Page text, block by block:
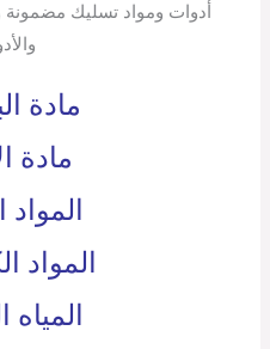
أدوات ومواد تسليك مضمونة
مادة
مادة
المواد
المواد
المياه